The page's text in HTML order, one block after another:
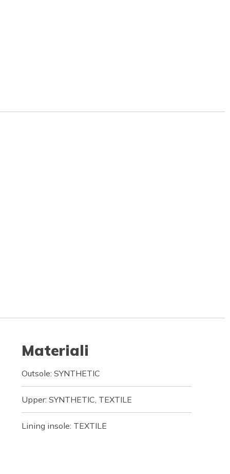
Materiali
Outsole: SYNTHETIC
Upper: SYNTHETIC, TEXTILE
Lining insole: TEXTILE